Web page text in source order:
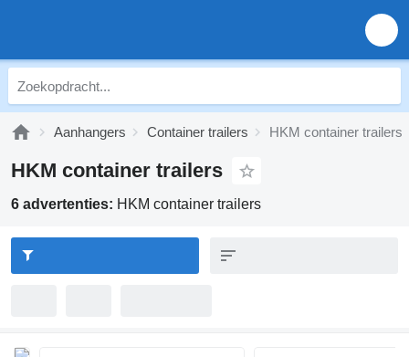
Aanhangers Container trailers HKM container trailers
HKM container trailers
6 advertenties: HKM container trailers